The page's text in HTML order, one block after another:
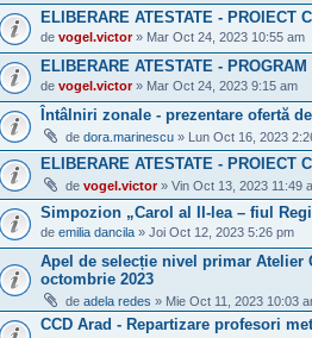
ELIBERARE ATESTATE - PROIECT
de vogel.victor» Mar Oct 24, 2023 10:55 am
ELIBERARE ATESTATE - PROGRAM
de vogel.victor» Mar Oct 24, 2023 9:15 am
Întâlniri zonale - prezentare ofertă
de dora.marinescu » Lun Oct 16, 2023
ELIBERARE ATESTATE - PROIECT
de vogel.victor» Vin Oct 13, 2023 11:49
Simpozion „Carol al II-lea – fiul
de emilia dancila » Joi Oct 12, 2023 5:26 pm
Apel de selecție nivel primar Atelier
octombrie 2023
de adela redes » Mie Oct 11, 2023 10:03
CCD Arad - Repartizare profesori